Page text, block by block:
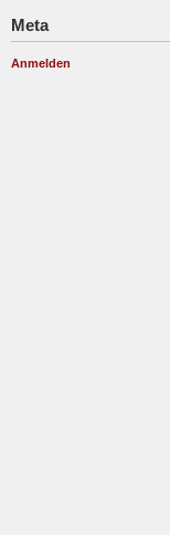
Meta
Anmelden